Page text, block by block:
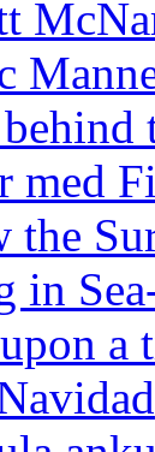
med
the
in
a